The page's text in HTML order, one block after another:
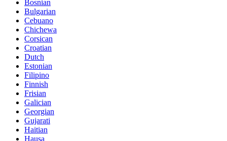
Bosnian
Bulgarian
Cebuano
Chichewa
Corsican
Croatian
Dutch
Estonian
Filipino
Finnish
Frisian
Galician
Georgian
Gujarati
Haitian
Hausa